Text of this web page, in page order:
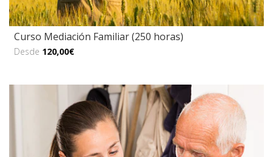
Curso Mediación Familiar (250 horas)
Desde 120,00€